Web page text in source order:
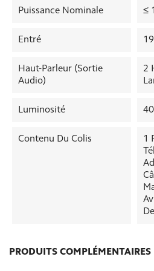
Puissance Nominale ≤
Entré
Haut-Parleur (sortie
Audio)
2
Luminosité
Contenu Du Colis
1
PRODUITS COMPLÉMENTAIRES